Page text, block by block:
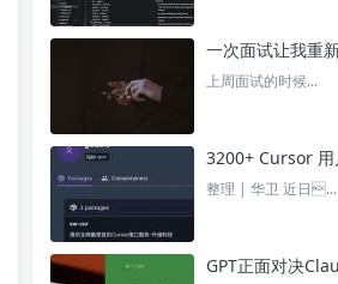
上周面试的时候...
整理 | 华卫 近日...